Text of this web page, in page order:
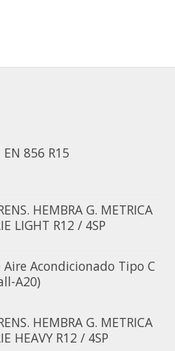
EN 856 R15
HEMBRA G. METRICA
LIGHT R12 / 4SP
Acondicionado Tipo C
A20)
HEMBRA G. METRICA
HEAVY R12 / 4SP